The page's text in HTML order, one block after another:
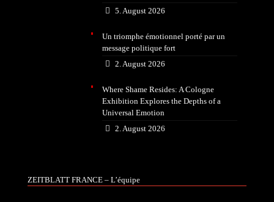
5. August 2026
Un triomphe émotionnel porté par un
message politique fort
2. August 2026
Where Shame Resides: A Cologne
Exhibition Explores the Depths of a
Universal Emotion
2. August 2026
ZEITBLATT FRANCE – L’équipe